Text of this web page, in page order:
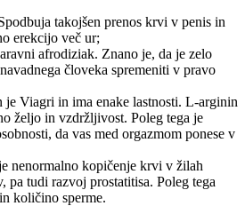
takojšen prenos krvi v penis in
erekcijo več ur;
afrodiziak. Znano je, da je zelo
človeka spremeniti v pravo
Viagri in ima enake lastnosti. L-arginin
željo in vzdržljivost. Poleg tega je
da vas med orgazmom ponese v
nenormalno kopičenje krvi v žilah
pa tudi razvoj prostatitisa. Poleg tega
količino sperme.